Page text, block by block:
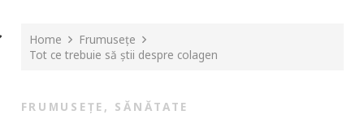
Home
Frumusețe
Tot ce trebuie să știi despre colagen
FRUMUSEȚE , SĂNĂTATE